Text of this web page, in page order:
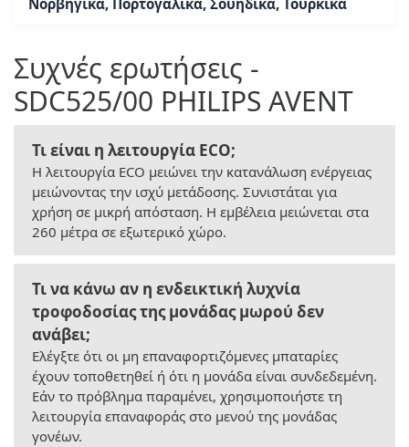
Νορβηγικά, Πορτογαλικά, Σουηδικά, Τουρκικά
Συχνές ερωτήσεις -
SDC525/00 PHILIPS AVENT
Τι είναι η λειτουργία ECO;
Η λειτουργία ECO μειώνει την κατανάλωση ενέργειας
μειώνοντας την ισχύ μετάδοσης. Συνιστάται για
χρήση σε μικρή απόσταση. Η εμβέλεια μειώνεται στα
260 μέτρα σε εξωτερικό χώρο.
Τι να κάνω αν η ενδεικτική λυχνία
τροφοδοσίας της μονάδας μωρού δεν
ανάβει;
Ελέγξτε ότι οι μη επαναφορτιζόμενες μπαταρίες
έχουν τοποθετηθεί ή ότι η μονάδα είναι συνδεδεμένη.
Εάν το πρόβλημα παραμένει, χρησιμοποιήστε τη
λειτουργία επαναφοράς στο μενού της μονάδας
γονέων.